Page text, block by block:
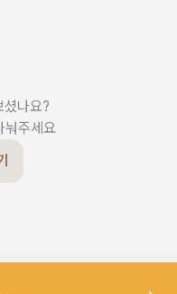
셨나요?
눠주세요